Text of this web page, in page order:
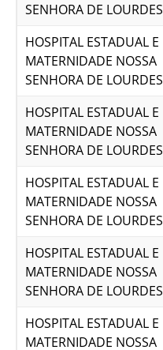
SENHORA DE LOURDES
HOSPITAL ESTADUAL E
MATERNIDADE NOSSA
SENHORA DE LOURDES
HOSPITAL ESTADUAL E
MATERNIDADE NOSSA
SENHORA DE LOURDES
HOSPITAL ESTADUAL E
MATERNIDADE NOSSA
SENHORA DE LOURDES
HOSPITAL ESTADUAL E
MATERNIDADE NOSSA
SENHORA DE LOURDES
HOSPITAL ESTADUAL E
MATERNIDADE NOSSA